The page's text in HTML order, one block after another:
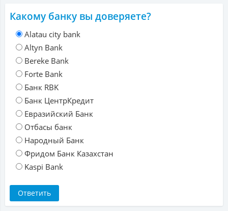
Какому банку вы доверяете?
Alatau city bank
Altyn Bank
Bereke Bank
Forte Bank
Банк RBK
Банк ЦентрКредит
Евразийский Банк
Отбасы банк
Народный Банк
Фридом Банк Казахстан
Kaspi Bank